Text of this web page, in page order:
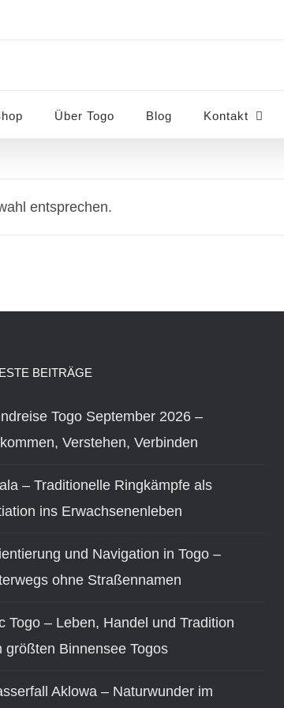
Über Togo Blog Kontakt
entsprechen.
BEITRÄGE
Togo September 2026 –
Verstehen, Verbinden
– Traditionelle Ringkämpfe als
ins Erwachsenenleben
und Navigation in Togo –
ohne Straßennamen
Togo – Leben, Handel und Tradition
größten Binnensee Togos
Aklowa – Naturwunder im